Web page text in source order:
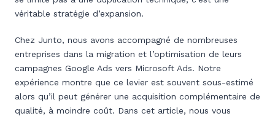
véritable stratégie d’expansion.
Chez Junto, nous avons accompagné de nombreuses
entreprises dans la migration et l’optimisation de leurs
campagnes Google Ads vers Microsoft Ads. Notre
expérience montre que ce levier est souvent sous-estimé
alors qu’il peut générer une acquisition complémentaire de
qualité, à moindre coût. Dans cet article, nous vous